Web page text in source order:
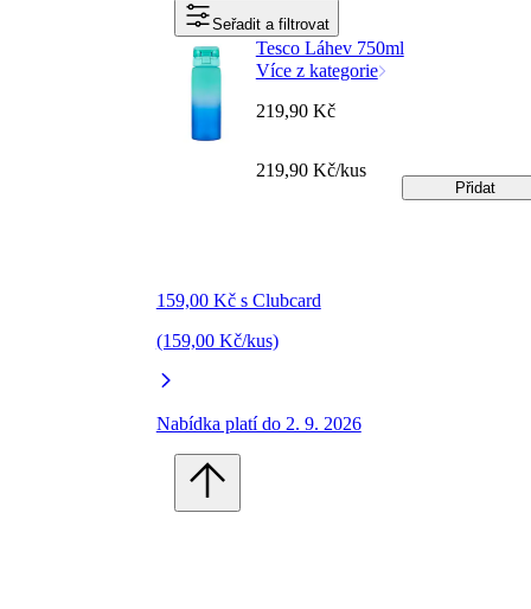
Seřadit a filtrovat
Tesco Láhev 750ml
Více z kategorie
159,00 Kč s Clubcard
(159,00 Kč/kus)
Nabídka platí do 2. 9. 2026
219,90 Kč
219,90 Kč/kus
Přidat